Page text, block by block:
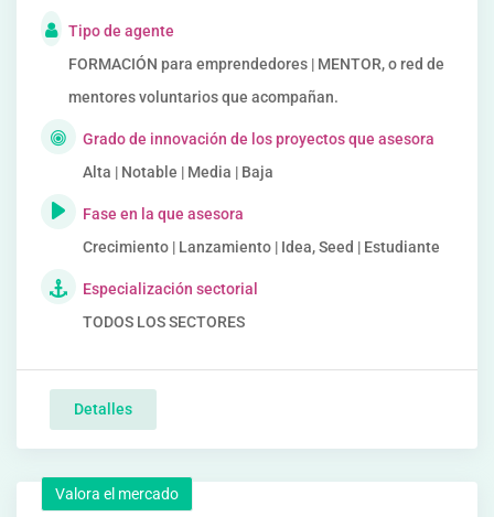
Tipo de agente
FORMACIÓN para emprendedores | MENTOR, o red de
mentores voluntarios que acompañan.
Grado de innovación de los proyectos que asesora
Alta | Notable | Media | Baja
Fase en la que asesora
Crecimiento | Lanzamiento | Idea, Seed | Estudiante
Especialización sectorial
TODOS LOS SECTORES
Detalles
Valora el mercado